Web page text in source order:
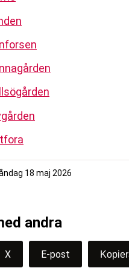
18 maj 2026
andra
X E-post